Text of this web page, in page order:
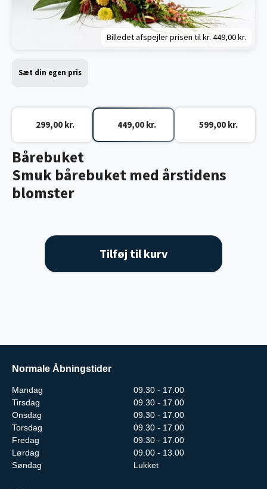
Billedet afspejler prisen til kr. 449,00 kr.
Bårebuket
Smuk bårebuket med årstidens
blomster
Sæt din egen pris
299,00 kr. 449,00 kr. 599,00 kr.
Tilføj til kurv
Normale Åbningstider
Mandag
09.30 - 17.00
Tirsdag
09.30 - 17.00
Onsdag
09.30 - 17.00
Torsdag
09.30 - 17.00
Fredag
09.30 - 17.00
Lørdag
09.00 - 13.00
Søndag
Lukket